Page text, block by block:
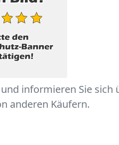
informieren Sie sich
anderen Käufern.